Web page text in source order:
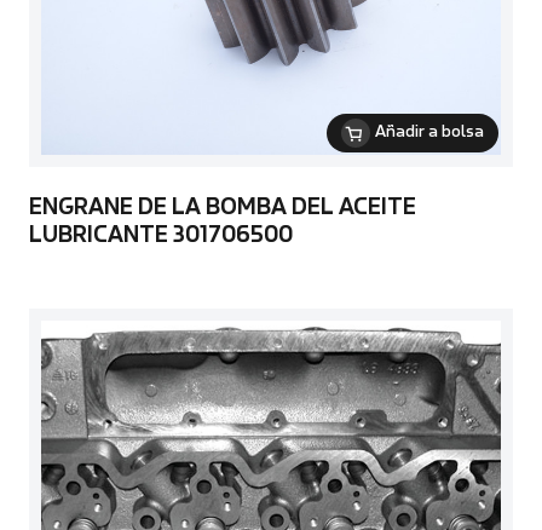
Añadir a bolsa
ENGRANE DE LA BOMBA DEL ACEITE
LUBRICANTE 301706500